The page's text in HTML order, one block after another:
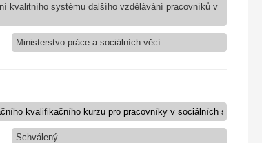
kvalitního systému dalšího vzdělávání pracovníků v
Ministerstvo práce a sociálních věcí
Schválený